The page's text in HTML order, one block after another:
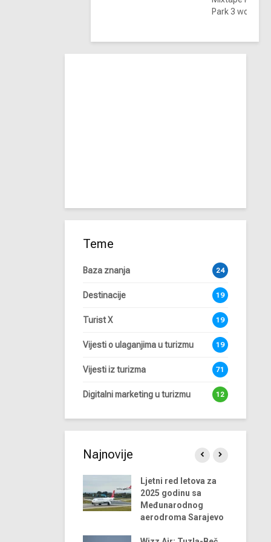
Park 3 wolf
Teme
Baza znanja 24
Destinacije 19
Turist X 19
Vijesti o ulaganjima u turizmu 19
Vijesti iz turizma 71
Digitalni marketing u turizmu 12
Najnovije
Ljetni red letova za
2025 godinu sa
Međunarodnog
aerodroma Sarajevo